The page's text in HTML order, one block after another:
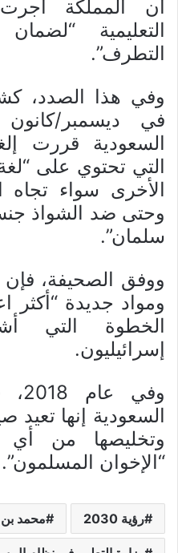
أن المملكة
التعليمية
التطرف”.
وفي هذا الصدد،
السعودية قررت
التي تحتوي على
الأخرى سواء تجاه
وحتى ضد الشواذ
سلمان”.
ووفق الصحيفة،
ومواد جديدة “أكثر
الخطوة التي
إسرائيليون.
السعودية إنها تعيد
وتخليصها من أي
“الإخوان المسلمون”.
رؤية 2030 محمد